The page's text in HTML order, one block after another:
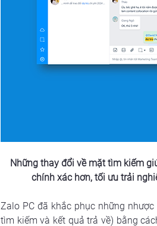
Những thay đổi về mặt tìm kiếm
chính xác hơn, tối ưu trải
Zalo PC đã khắc phục những
tìm kiếm và kết quả trả về) bằng